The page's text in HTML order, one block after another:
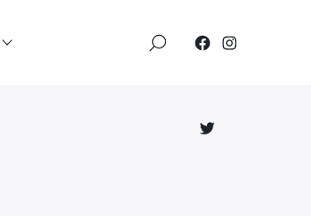
Élément